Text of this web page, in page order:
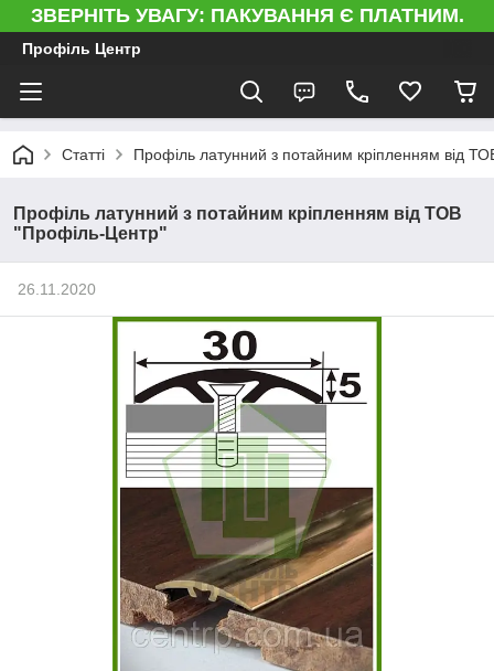
ЗВЕРНІТЬ УВАГУ: ПАКУВАННЯ Є ПЛАТНИМ.
Профіль Центр
Статті Профіль латунний з потайним кріпленням від
Профіль латунний з потайним кріпленням від ТОВ
"Профіль-Центр"
26.11.2020